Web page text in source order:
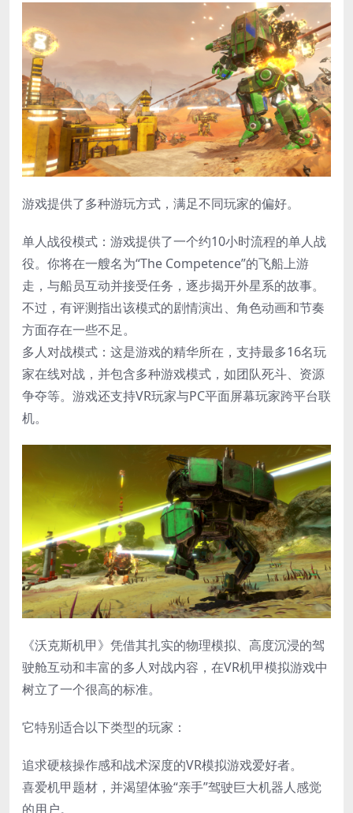
游戏提供了多种游玩方式，满足不同玩家的偏好。
​单人战役模式​：游戏提供了一个约10小时流程的单人战
役。你将在一艘名为“The Competence”的飞船上游
走，与船员互动并接受任务，逐步揭开外星系的故事。
不过，有评测指出该模式的剧情演出、角色动画和节奏
方面存在一些不足。
​多人对战模式​：这是游戏的精华所在，支持最多16名玩
家在线对战​，并包含多种游戏模式，如团队死斗、资源
争夺等。游戏还支持VR玩家与PC平面屏幕玩家跨平台联
机​。
《沃克斯机甲》凭借其扎实的物理模拟、高度沉浸的驾
驶舱互动和丰富的多人对战内容，在VR机甲模拟游戏中
树立了一个很高的标准。
它特别适合以下类型的玩家：
追求硬核操作感和战术深度的VR模拟游戏爱好者。
喜爱机甲题材，并渴望体验“亲手”驾驶巨大机器人感觉
的用户。